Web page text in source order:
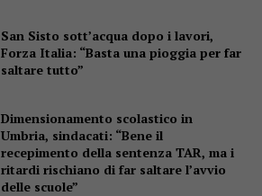
San Sisto sott’acqua dopo i lavori,
Forza Italia: “Basta una pioggia per far
saltare tutto”
Dimensionamento scolastico in
Umbria, sindacati: “Bene il
recepimento della sentenza TAR, ma i
ritardi rischiano di far saltare l’avvio
delle scuole”